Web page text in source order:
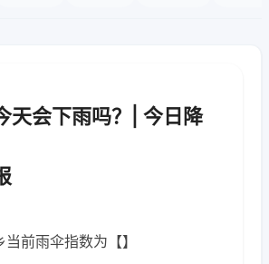
天会下雨吗？| 今日降
当前雨伞指数为【】